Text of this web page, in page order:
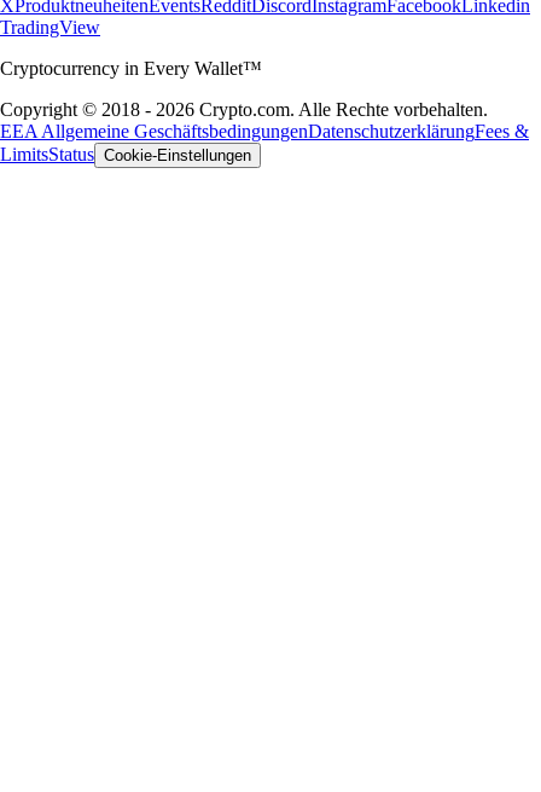
XProduktneuheitenEventsRedditDiscordInstagramFacebookLinkedin
TradingView
Cryptocurrency in Every Wallet™
Copyright © 2018 - 2026 Crypto.com. Alle Rechte vorbehalten.
EEA Allgemeine GeschäftsbedingungenDatenschutzerklärungFees &
LimitsStatus Cookie-Einstellungen